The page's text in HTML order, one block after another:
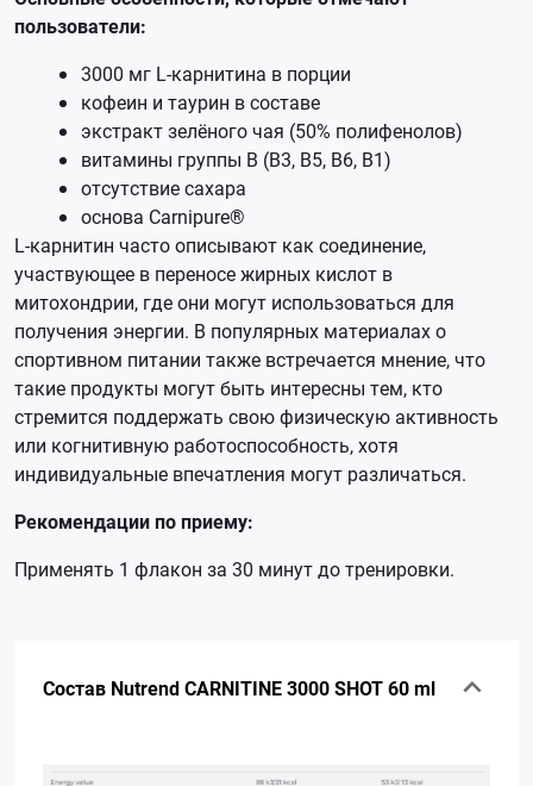
пользователи:
3000 мг L-карнитина в порции
кофеин и таурин в составе
экстракт зелёного чая (50% полифенолов)
витамины группы B (B3, B5, B6, B1)
отсутствие сахара
основа Carnipure®
L-карнитин часто описывают как соединение,
участвующее в переносе жирных кислот в
митохондрии, где они могут использоваться для
получения энергии. В популярных материалах о
спортивном питании также встречается мнение, что
такие продукты могут быть интересны тем, кто
стремится поддержать свою физическую активность
или когнитивную работоспособность, хотя
индивидуальные впечатления могут различаться.
Рекомендации по приему:
Применять 1 флакон за 30 минут до тренировки.
Состав Nutrend CARNITINE 3000 SHOT 60 ml